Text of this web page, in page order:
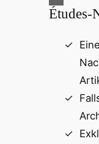
Études-